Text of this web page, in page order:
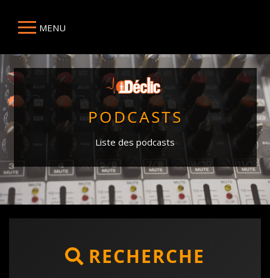
MENU
PODCASTS
Liste des podcasts
RECHERCHE